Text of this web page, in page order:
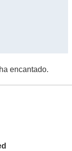
encantado.